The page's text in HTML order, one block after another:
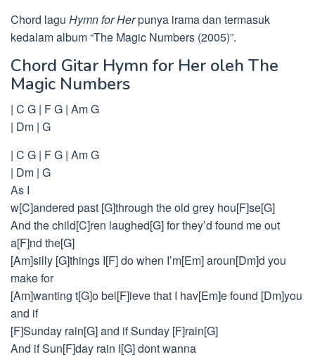
Chord lagu Hymn for Herpunya irama dan termasuk
kedalam album “The Magic Numbers (2005)”.
Chord Gitar Hymn for Her oleh The
Magic Numbers
| C G | F G | Am G
| Dm | G
| C G | F G | Am G
| Dm | G
As I
w[C]andered past [G]through the old grey hou[F]se[G]
And the child[C]ren laughed[G] for they’d found me out
a[F]nd the[G]
[Am]silly [G]things I[F] do when I’m[Em] aroun[Dm]d you
make for
[Am]wanting t[G]o bel[F]ieve that I hav[Em]e found [Dm]you
and if
[F]Sunday rain[G] and if Sunday [F]rain[G]
And if Sun[F]day rain I[G] dont wanna